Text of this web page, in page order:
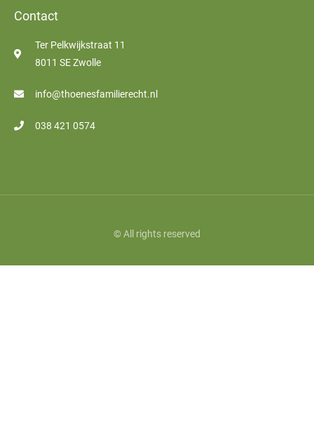
Contact
Ter Pelkwijkstraat 11
8011 SE Zwolle
info@thoenesfamilierecht.nl
038 421 0574
© All rights reserved